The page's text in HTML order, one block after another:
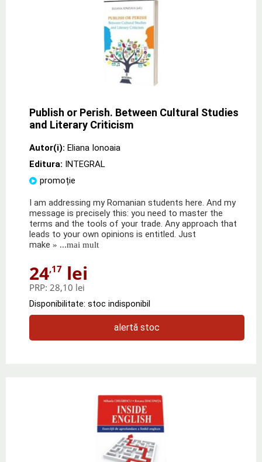
Publish or Perish. Between Cultural Studies
and Literary Criticism
Autor(i): Eliana Ionoaia
Editura: INTEGRAL
promoție
I am addressing my Romanian students here. And my
message is precisely this: you need to master the
terms and the tools of your trade. Any approach that
leads to your own opinions is entitled. Just
make » ...mai mult
24,17 lei
PRP: 28,10 lei
Disponibilitate: stoc indisponibil
alertă stoc